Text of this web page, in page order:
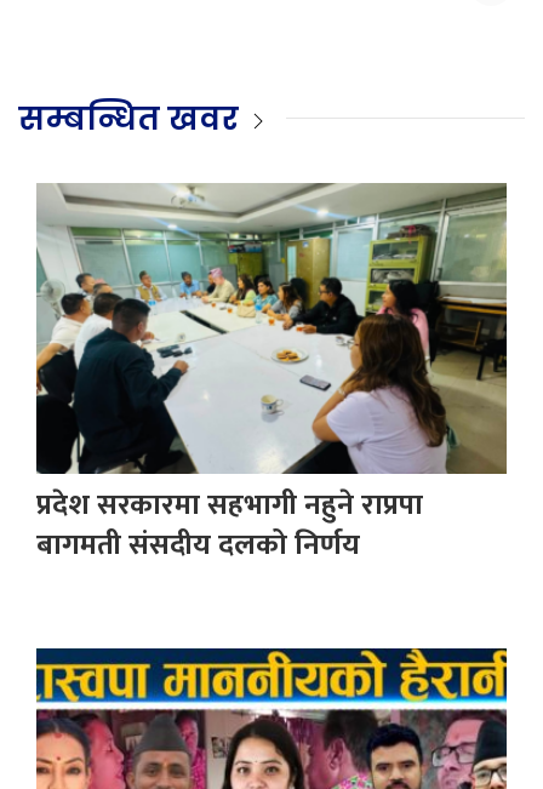
सम्बन्धित खवर
प्रदेश सरकारमा सहभागी नहुने राप्रपा
बागमती संसदीय दलको निर्णय